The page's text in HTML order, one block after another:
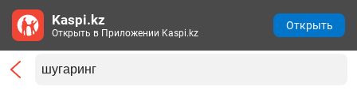
Kaspi.kz
Открыть в Приложении Kaspi.kz
Открыть